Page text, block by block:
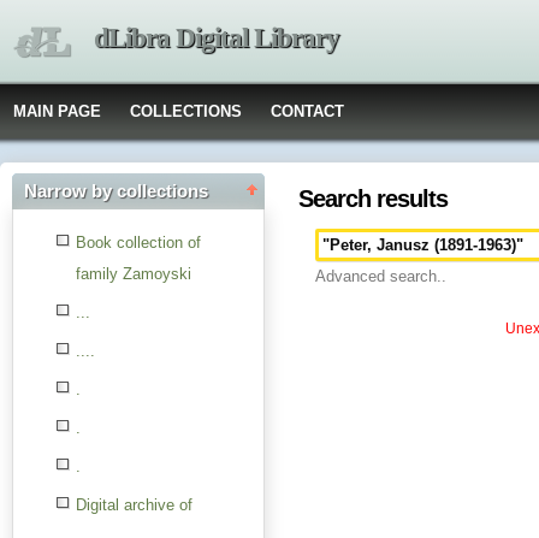
dLibra Digital Library
MAIN PAGE COLLECTIONS CONTACT
Narrow by collections
Book collection of
family Zamoyski
...
....
.
.
.
Digital archive of
Search results
Advanced search..